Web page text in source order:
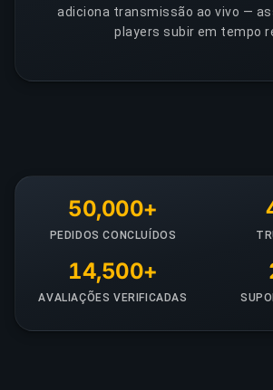
adiciona transmissão ao vivo —
players subir em tempo
50,000+
PEDIDOS CONCLUÍDOS
14,500+
AVALIAÇÕES VERIFICADAS